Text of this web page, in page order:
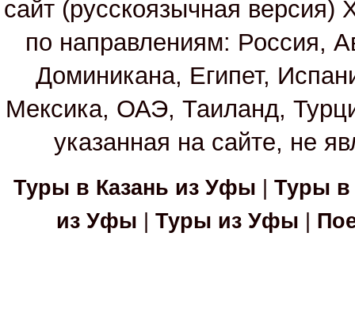
сайт (русскоязычная
по направлениям: Россия,
Доминикана, Египет,
Мексика, ОАЭ, Таиланд,
указанная на сайте, не
Туры в Казань из Уфы
Туры в
из Уфы
Туры из Уфы